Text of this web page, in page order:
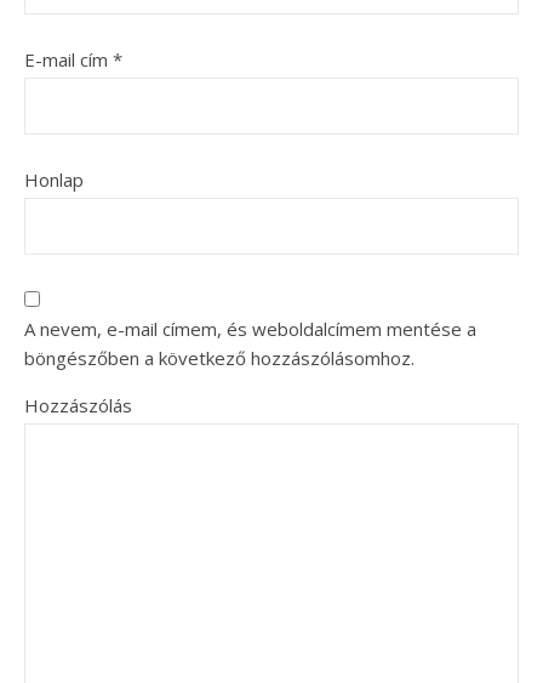
E-mail cím *
Honlap
A nevem, e-mail címem, és weboldalcímem mentése a
böngészőben a következő hozzászólásomhoz.
Hozzászólás